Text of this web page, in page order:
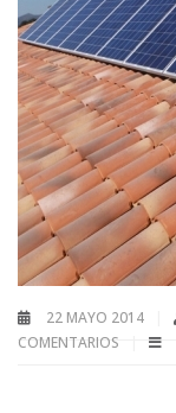
22 MAYO 2014
COMENTARIOS